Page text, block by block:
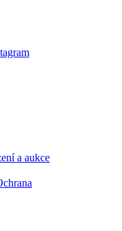
a aukce